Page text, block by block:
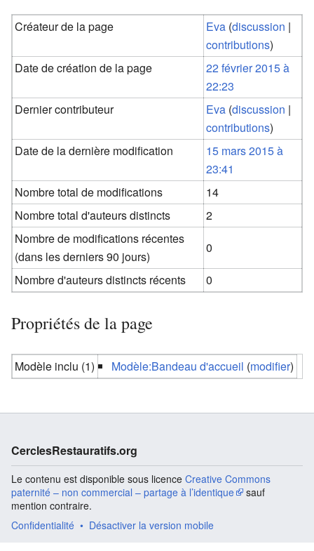
Créateur de la page Eva (discussion |
contributions)
Date de création de la page
22 février 2015 à
22:23
Dernier contributeur
Eva (discussion |
contributions)
Date de la dernière modification
15 mars 2015 à
23:41
Nombre total de modifications
14
Nombre total d'auteurs distincts
2
Nombre de modifications récentes
(dans les derniers 90 jours)
0
Nombre d'auteurs distincts récents
0
Propriétés de la page
Modèle inclu (1) Modèle:Bandeau d'accueil (modifier)
CerclesRestauratifs.org
Le contenu est disponible sous licence Creative Commons
paternité – non commercial – partage à l’identique
sauf
mention contraire.
Confidentialité
Désactiver la version mobile